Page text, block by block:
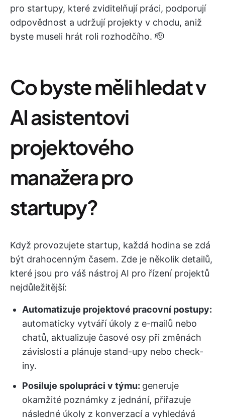
pro startupy, které zviditelňují práci, podporují
odpovědnost a udržují projekty v chodu, aniž
byste museli hrát roli rozhodčího. 🫡
Co byste měli hledat v
AI asistentovi
projektového
manažera pro
startupy?
Když provozujete startup, každá hodina se zdá
být drahocenným časem. Zde je několik detailů,
které jsou pro váš nástroj AI pro řízení projektů
nejdůležitější:
Automatizuje projektové pracovní postupy:
automaticky vytváří úkoly z e-mailů nebo
chatů, aktualizuje časové osy při změnách
závislostí a plánuje stand-upy nebo check-
iny.
Posiluje spolupráci v týmu: generuje
okamžité poznámky z jednání, přiřazuje
následné úkoly z konverzací a vyhledává